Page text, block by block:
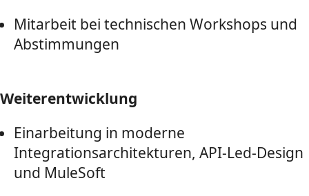
Mitarbeit bei technischen Workshops und
Abstimmungen
Weiterentwicklung
Einarbeitung in moderne
Integrationsarchitekturen, API-Led-Design
und MuleSoft